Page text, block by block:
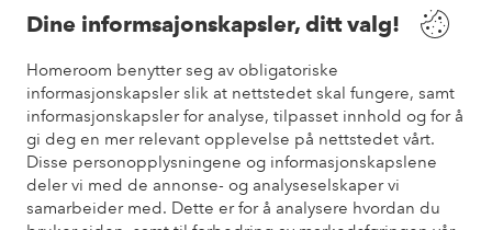
Dine informsajonskapsler, ditt valg!
Homeroom benytter seg av obligatoriske
informasjonskapsler slik at nettstedet skal fungere, samt
informasjonskapsler for analyse, tilpasset innhold og for å
gi deg en mer relevant opplevelse på nettstedet vårt.
Disse personopplysningene og informasjonskapslene
deler vi med de annonse- og analyseselskaper vi
samarbeider med. Dette er for å analysere hvordan du
Venner
Sikre betalinger